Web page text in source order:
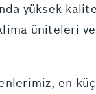
yüksek
üniteleri
en